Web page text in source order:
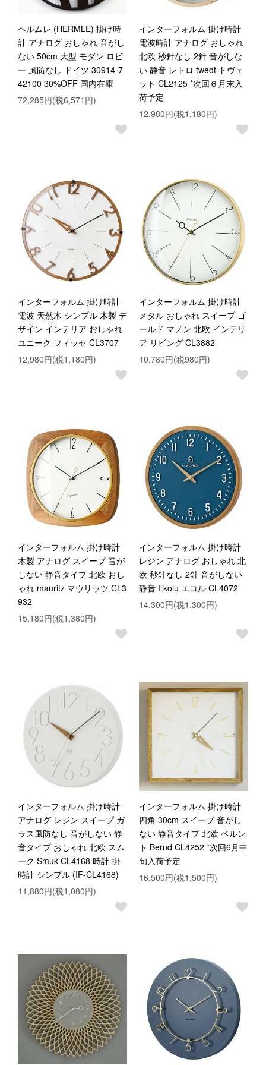
ヘルムレ (HERMLE) 掛け時
計 アナログ おしゃれ 音がし
ない 50cm 大型 モダン ロビ
ー 風防なし ドイツ 30914-7
42100 30%OFF 国内在庫
72,285円(税6,571円)
インターフォルム 掛け時計
電波時計 アナログ おしゃれ
北欧 秒針なし 2針 音がしな
い 静音 レトロ twedt トヴェ
ット CL2125 *次回６月末入
荷予定
12,980円(税1,180円)
インターフォルム 掛け時計
電波 天然木 シンプル 木製 デ
ザイン インテリア おしゃれ
ユニーク フィッセ CL3707
12,980円(税1,180円)
インターフォルム 掛け時計
メタル おしゃれ スイープ ゴ
ールド マノン 北欧 インテリ
ア リビング CL3882
10,780円(税980円)
インターフォルム 掛け時計
木製 アナログ スイープ 音が
しない 静音タイプ 北欧 おし
ゃれ mauritz マウリッツ CL3
932
15,180円(税1,380円)
インターフォルム 掛け時計
レジン アナログ おしゃれ 北
欧 秒針なし 2針 音がしない
静音 Ekolu エコル CL4072
14,300円(税1,300円)
インターフォルム 掛け時計
アナログ レジン スイープ ガ
ラス風防なし 音がしない 静
音タイプ おしゃれ 北欧 スム
ーク Smuk CL4168 時計 掛
時計 シンプル (IF-CL4168)
11,880円(税1,080円)
インターフォルム 掛け時計
四角 30cm スイープ 音がし
ない 静音タイプ 北欧 ベルン
ト Bernd CL4252 *次回6月中
旬入荷予定
16,500円(税1,500円)